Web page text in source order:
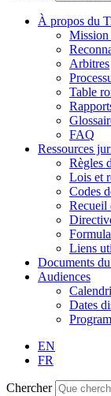
À propos du
Mission
Arbitres
Table
FAQ
Ressources
Règles
Lois et
Codes
Recueil
Liens
Documents
Audiences
Dates
EN
FR
Chercher